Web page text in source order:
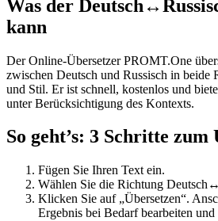
Was der
kann
Der Online-Übersetzer PROMT.One
zwischen Deutsch und Russisch in beide
und Stil. Er ist schnell, kostenlos und
unter Berücksichtigung des Kontexts.
So geht’s: 3 Schritte zum
Fügen Sie Ihren Text ein.
Wählen Sie die Richtung
Klicken Sie auf „Übersetzen“.
Ergebnis bei Bedarf bearbeiten und